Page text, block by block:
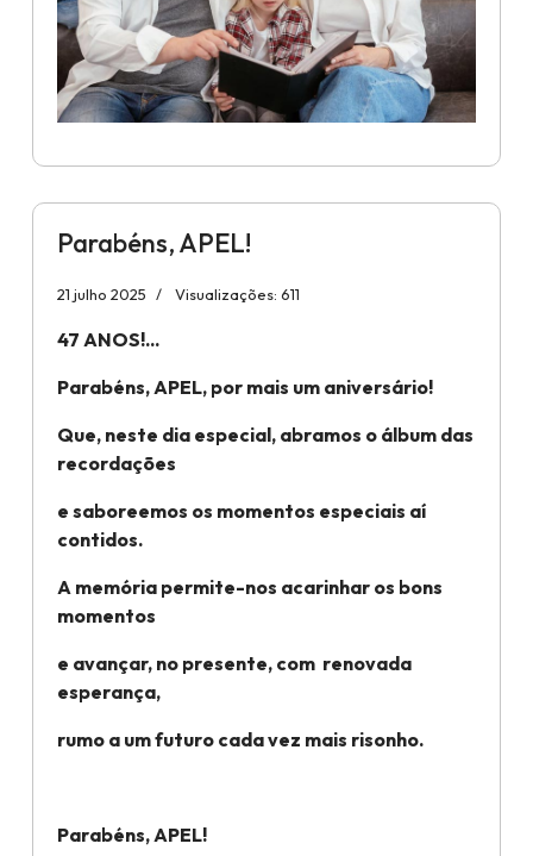
Parabéns, APEL!
21 julho 2025 Visualizações: 611
47 ANOS!...
Parabéns, APEL, por mais um aniversário!
Que, neste dia especial, abramos o álbum das
recordações
e saboreemos os momentos especiais aí
contidos.
A memória permite-nos acarinhar os bons
momentos
e avançar, no presente, com renovada
esperança,
rumo a um futuro cada vez mais risonho.
Parabéns, APEL!